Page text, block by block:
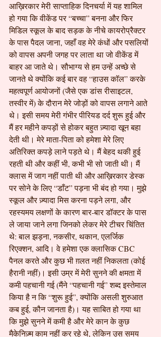
आख़िरकार मेरी साप्ताहिक दिनचर्या में यह शामिल
हो गया कि वीकेंड पर “बच्चा” बनना और फिर
मिडिल स्कूल के बाद सड़क के नीचे कायरोप्रैक्टर
के पास पैदल जाना, जहाँ वह मेरे कंधों और पसलियों
को वापस अपनी जगह पर लाता था जो वीकेंड में
बाहर आ जाते थे। सौभाग्य से हम उन्हें अच्छे से
जानते थे क्योंकि कई बार वह “हाउस कॉल” करके
महत्वपूर्ण आयोजनों (जैसे एक डांस रीसाइटल,
तस्वीर में) के दौरान मेरे जोड़ों को वापस लगाने आते
थे। इसी समय मेरी गंभीर पीरियड दर्द शुरू हुई और
मैं हर महीने कपड़ों से होकर बहुत ज़्यादा खून बहा
देती थी। मेरे माता-पिता को हमेशा मेरे लिए
अतिरिक्त कपड़े लाने पड़ते थे। मैं बेहद थकी हुई
रहती थी और कहीं भी, कभी भी सो जाती थी। मैं
क्लास में जाग नहीं पाती थी और आख़िरकार डेस्क
पर सोने के लिए “डाँट” पड़ना भी बंद हो गया। मुझे
स्कूल और ज़्यादा मिस करना पड़ने लगा, और
रहस्यमय लक्षणों के कारण बार-बार डॉक्टर के पास
ले जाया जाने लगा जिनको लेकर मेरे टीचर चिंतित
थे: बाल झड़ना, नकसीर, थकान, एलर्जिक
रिएक्शन, आदि। वे हमेशा एक क्लासिक CBC
पैनल करते और कुछ भी ग़लत नहीं निकलता (कोई
हैरानी नहीं)। इसी उम्र में मेरी सुनने की क्षमता में
कमी पहचानी गई (मैंने “पहचानी गई” शब्द इस्तेमाल
किया है न कि “शुरू हुई”, क्योंकि असली शुरुआत
कब हुई, कौन जानता है)। यह साबित हो गया था
कि मुझे सुनने में कमी है और मेरे कान के कुछ
मैकेनिज़्म काम नहीं कर रहे थे, लेकिन उस समय